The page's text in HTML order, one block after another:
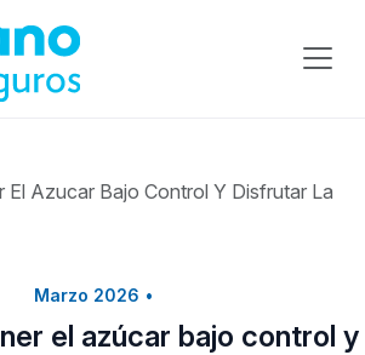
El Azucar Bajo Control Y Disfrutar La
Marzo 2026 •
el azúcar bajo control y